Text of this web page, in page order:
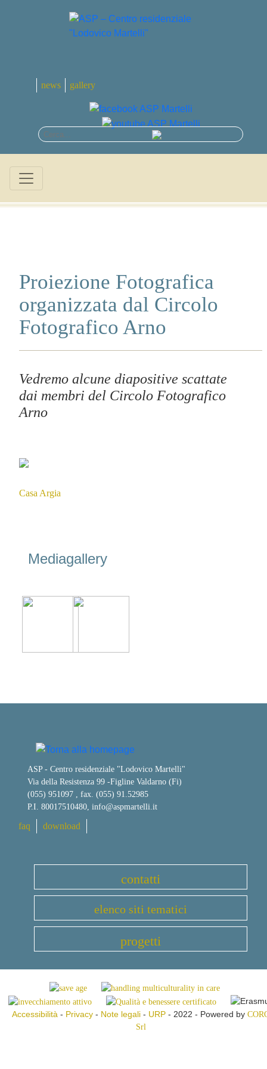
news gallery
Proiezione Fotografica
organizzata dal Circolo
Fotografico Arno
Vedremo alcune diapositive scattate
dai membri del Circolo Fotografico
Arno
Casa Argia
Mediagallery
ASP - Centro residenziale "Lodovico Martelli"
Via della Resistenza 99 -Figline Valdarno (Fi)
(055) 951097 , fax. (055) 91.52985
P.I. 80017510480, info@aspmartelli.it
faq download
contatti
elenco siti tematici
progetti
Accessibilità - Privacy- Note legali- URP- 2022 - Powered by
Srl